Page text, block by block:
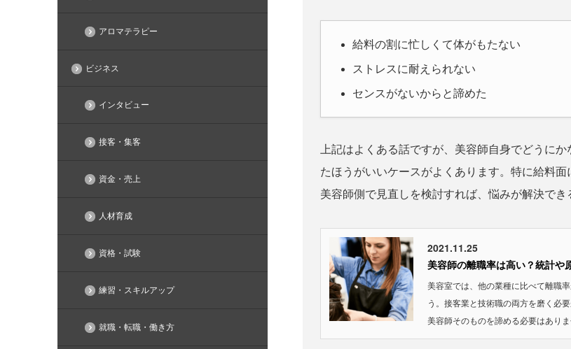
給料の割に忙しくて体がもたない
ストレスに耐えられない
センスがないからと諦めた
上記はよくある話ですが、美容師自身でどうに
たほうがいいケースがよくあります。特に給料
美容師側で見直しを検討すれば、悩みが解決でき
2021.11.25
美容師の離職率は高い？統計や
美容室では、他の業種に比べて離職
う。接客業と技術職の両方を磨く必
美容師そのものを諦める必要はあり
アロマテラピー
ビジネス
インタビュー
接客・集客
資金・売上
人材育成
資格・試験
練習・スキルアップ
就職・転職・働き方